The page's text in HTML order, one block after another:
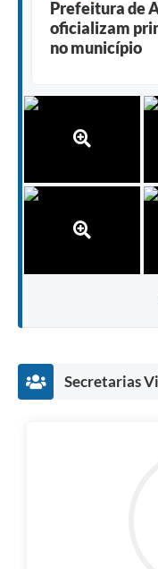
Prefeitura de
oficializam
no município
Secretarias